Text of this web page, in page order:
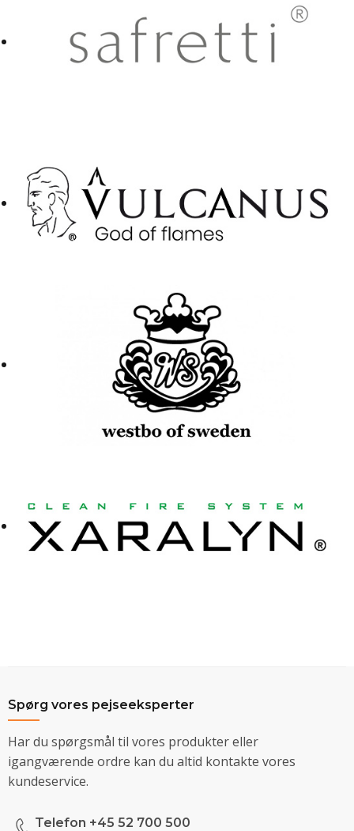
Spørg vores pejseeksperter
Har du spørgsmål til vores produkter eller
igangværende ordre kan du altid kontakte vores
kundeservice.
Telefon +45 52 700 500